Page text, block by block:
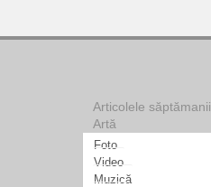
Articolele săptămanii
Artă
Foto
Video
Muzică